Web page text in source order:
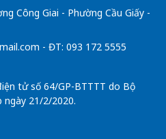
Công Giai - Phường Cầu Giấy -
- ĐT: 093 172 5555
tử số 64/GP-BTTTT do Bộ
ngày 21/2/2020.